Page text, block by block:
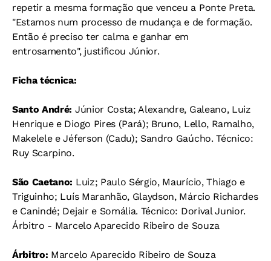
repetir a mesma formação que venceu a Ponte Preta.
"Estamos num processo de mudança e de formação.
Então é preciso ter calma e ganhar em
entrosamento", justificou Júnior.
Ficha técnica:
Santo André: Júnior Costa; Alexandre, Galeano, Luiz
Henrique e Diogo Pires (Pará); Bruno, Lello, Ramalho,
Makelele e Jéferson (Cadu); Sandro Gaúcho. Técnico:
Ruy Scarpino.
São Caetano: Luiz; Paulo Sérgio, Maurício, Thiago e
Triguinho; Luís Maranhão, Glaydson, Márcio Richardes
e Canindé; Dejair e Somália. Técnico: Dorival Junior.
Árbitro - Marcelo Aparecido Ribeiro de Souza
Árbitro: Marcelo Aparecido Ribeiro de Souza